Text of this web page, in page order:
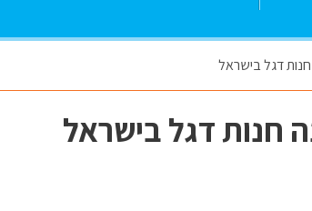
דגל בישראל
חנות דגל בישראל